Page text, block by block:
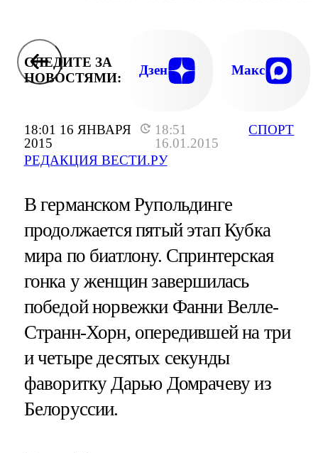
18:01 16 ЯНВАРЯ
2015
18:51
16.01.2015
РЕДАКЦИЯ ВЕСТИ.РУ
СПОРТ
СЛЕДИТЕ ЗА
НОВОСТЯМИ:
Дзен Макс
В германском Рупольдинге
продолжается пятый этап Кубка
мира по биатлону. Спринтерская
гонка у женщин завершилась
победой норвежки Фанни Велле-
Странн-Хорн, опередившей на три
и четыре десятых секунды
фаворитку Дарью Домрачеву из
Белоруссии.